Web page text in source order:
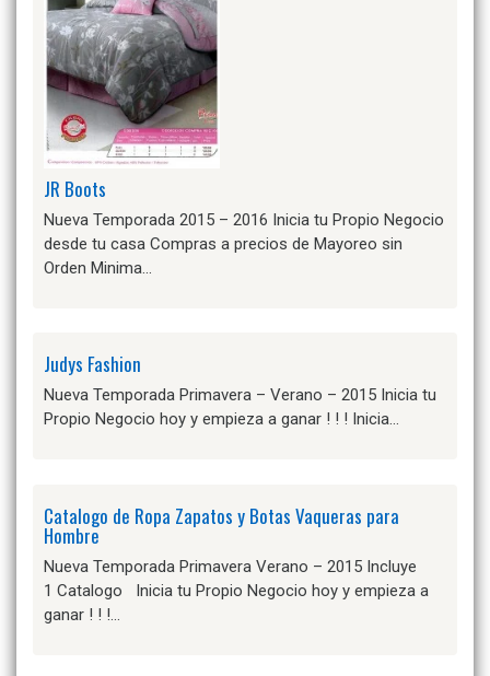
JR Boots
Nueva Temporada 2015 – 2016 Inicia tu Propio Negocio
desde tu casa Compras a precios de Mayoreo sin
Orden Minima…
Judys Fashion
Nueva Temporada Primavera – Verano – 2015 Inicia tu
Propio Negocio hoy y empieza a ganar ! ! ! Inicia…
Catalogo de Ropa Zapatos y Botas Vaqueras para
Hombre
Nueva Temporada Primavera Verano – 2015 Incluye
1 Catalogo Inicia tu Propio Negocio hoy y empieza a
ganar ! ! !…